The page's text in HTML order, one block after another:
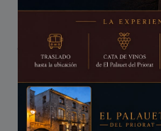
+34 670 961 464
Calle Eres 9, 43360,
(Таррагона)
ПАКЕТЫ